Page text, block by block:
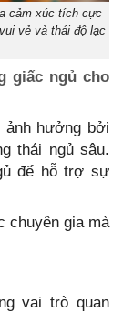
cảm xúc tích cực
vẻ và thái độ lạc
giấc ngủ cho
hưởng bởi
thái ngủ sâu.
để hỗ trợ sự
chuyên gia mà
vai trò quan